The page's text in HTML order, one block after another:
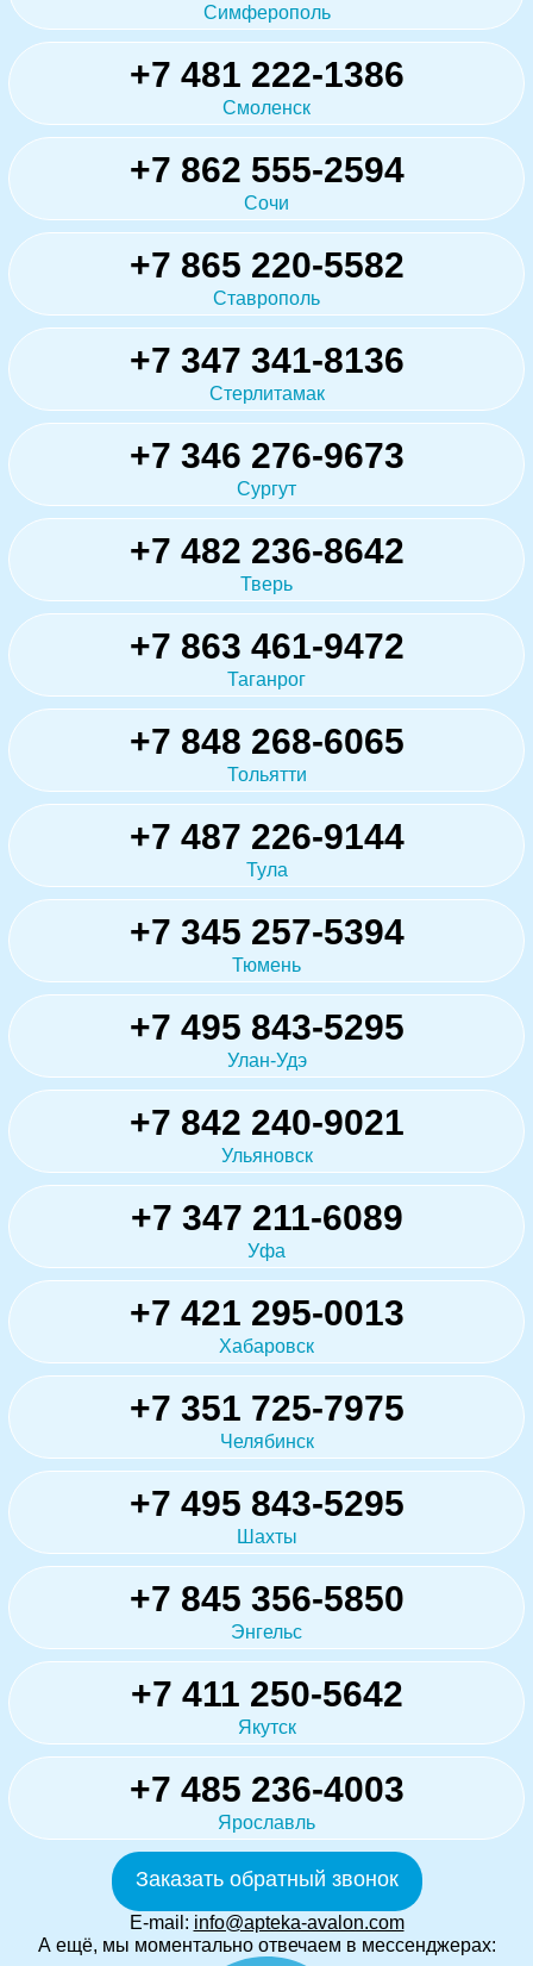
Симферополь
+7 481 222-1386
Смоленск
+7 862 555-2594
Сочи
+7 865 220-5582
Ставрополь
+7 347 341-8136
Стерлитамак
+7 346 276-9673
Сургут
+7 482 236-8642
Тверь
+7 863 461-9472
Таганрог
+7 848 268-6065
Тольятти
+7 487 226-9144
Тула
+7 345 257-5394
Тюмень
+7 495 843-5295
Улан-Удэ
+7 842 240-9021
Ульяновск
+7 347 211-6089
Уфа
+7 421 295-0013
Хабаровск
+7 351 725-7975
Челябинск
+7 495 843-5295
Шахты
+7 845 356-5850
Энгельс
+7 411 250-5642
Якутск
+7 485 236-4003
Ярославль
Заказать обратный звонок
E-mail: info@apteka-avalon.com
А ещё, мы моментально отвечаем в мессенджерах: